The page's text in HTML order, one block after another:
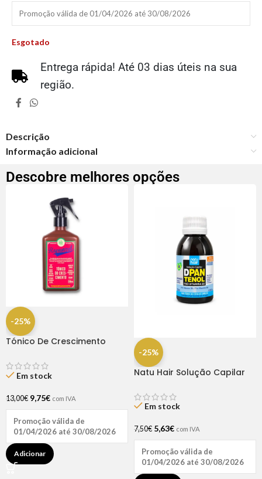
Promoção válida de 01/04/2026 até 30/08/2026
Esgotado
Entrega rápida! Até 03 dias úteis na sua
região.
Descrição
Informação adicional
Descobre melhores opções
-25%
Tónico De Crescimento
Em stock
13,00€ 9,75€ com IVA
Promoção válida de
01/04/2026 até 30/08/2026
Adicionar
-25%
Natu Hair Solução Capilar
Em stock
7,50€ 5,63€ com IVA
Promoção válida de
01/04/2026 até 30/08/2026